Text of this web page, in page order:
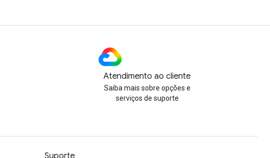
Atendimento ao cliente
Saiba mais sobre opções e
serviços de suporte
Suporte